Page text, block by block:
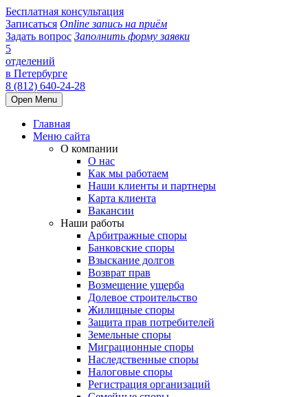
Бесплатная консультация
Записаться Online запись на приём
Задать вопрос Заполнить форму заявки
5
отделений
в Петербурге
8 (812) 640-24-28
Open Menu
Главная
Меню сайта
О компании
О нас
Как мы работаем
Наши клиенты и партнеры
Карта клиента
Вакансии
Наши работы
Арбитражные споры
Банковские споры
Взыскание долгов
Возврат прав
Возмещение ущерба
Долевое строительство
Жилищные споры
Защита прав потребителей
Земельные споры
Миграционные споры
Наследственные споры
Налоговые споры
Регистрация организаций